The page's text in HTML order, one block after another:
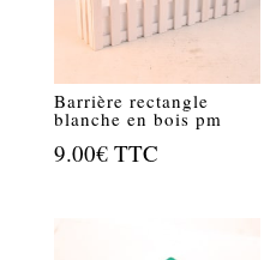
Barrière rectangle
blanche en bois pm
9.00€ TTC